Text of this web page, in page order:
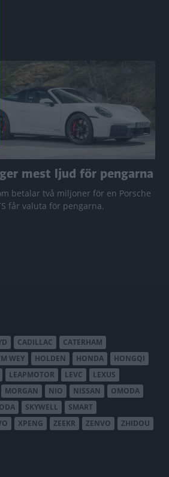
mest ljud för pengarna
betalar två miljoner för en Porsche
får valuta för pengarna.
CADILLAC
CATERHAM
WEY HOLDEN HONDA
HONGQI
LEAPMOTOR LEVC
LEXUS
MORGAN NIO NISSAN
OMODA
SKYWELL
SMART
XPENG ZEEKR ZENVO ZHIDOU